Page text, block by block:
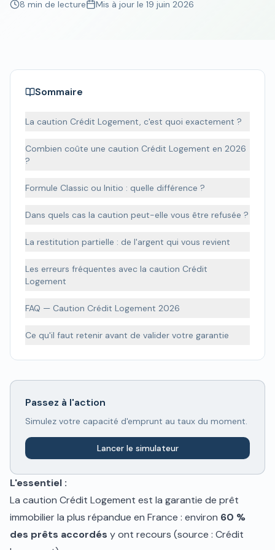
8 min de lecture Mis à jour le 19 juin 2026
Sommaire
La caution Crédit Logement, c'est quoi exactement ?
Combien coûte une caution Crédit Logement en 2026
?
Formule Classic ou Initio : quelle différence ?
Dans quels cas la caution peut-elle vous être refusée ?
La restitution partielle : de l'argent qui vous revient
Les erreurs fréquentes avec la caution Crédit
Logement
FAQ — Caution Crédit Logement 2026
Ce qu'il faut retenir avant de valider votre garantie
Passez à l'action
Simulez votre capacité d'emprunt au taux du moment.
Lancer le simulateur
L'essentiel :
La caution Crédit Logement est la garantie de prêt
immobilier la plus répandue en France : environ 60 %
des prêts accordés y ont recours (source : Crédit